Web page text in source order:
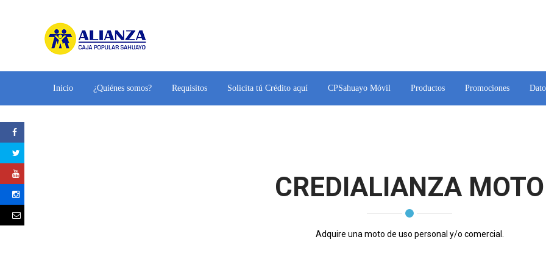
Inicio ¿Quiénes somos? Requisitos Solicita tú Crédito aquí CPSahuayo Móvil Productos Promociones
CREDIALIANZA MOTO
Adquire una moto de uso personal y/o comercial.